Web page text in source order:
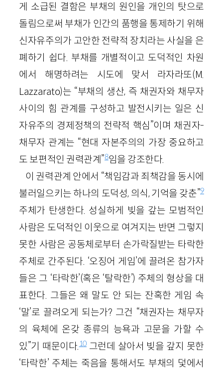
게 소급된 결함은 부채의 원인을 개인의 탓으로
돌림으로써 부채가 인간의 품행을 통제하기 위해
신자유주의가 고안한 전략적 장치라는 사실을 은
폐하기 쉽다. 부채를 개별적이고 도덕적인 차원
에서 해명하려는 시도에 맞서 라자라또(M.
Lazzarato)는 “부채의 생산, 즉 채권자와 채무자
사이의 힘 관계를 구성하고 발전시키는 일은 신
자유주의 경제정책의 전략적 핵심”이며 채권자-
채무자 관계는 “현대 자본주의의 가장 중요하고
도 보편적인 권력관계”8임을 강조한다.
이 권력관계 안에서 “책임감과 죄책감을 동시에
불러일으키는 하나의 도덕성, 의식, 기억을 갖춘”9
주체가 탄생한다. 성실하게 빚을 갚는 모범적인
사람은 도덕적인 이웃으로 여겨지는 반면 그렇지
못한 사람은 공동체로부터 손가락질받는 타락한
주체로 간주된다. ‘오징어 게임’에 끌려온 참가자
들은 그 ‘타락한’(혹은 ‘탈락한’) 주체의 형상을 대
표한다. 그들은 왜 말도 안 되는 잔혹한 게임 속
‘말’로 끌려오게 되는가? 그건 “채권자는 채무자
의 육체에 온갖 종류의 능욕과 고문을 가할 수
있”기 때문이다.10그런데 살아서 빚을 갚지 못한
‘타락한’ 주체는 죽음을 통해서도 부채의 덫에서